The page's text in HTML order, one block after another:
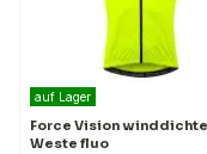
auf Lager
Force Vision winddichte
Weste fluo